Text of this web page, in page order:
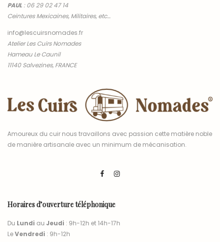
PAUL:06 29 02 47 14
Ceintures Mexicaines, Militaires, etc…
info@lescuirsnomades.fr
Atelier Les Cuirs Nomades
Hameau Le Caunil
11140 Salvezines, FRANCE
Amoureux du cuir nous travaillons avec passion cette matière noble
de manière artisanale avec un minimum de mécanisation.
Horaires d’ouverture téléphonique
Du Lundi au Jeudi : 9h-12h et 14h-17h
LeVendredi : 9h-12h